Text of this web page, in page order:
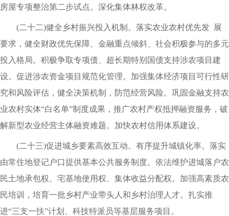
房屋专项整治第二步试点。深化集体林权改革。
(二十二)健全乡村振兴投入机制。落实农业农村优先发 展
要求，健全财政优先保障、金融重点倾斜、社会积极参与的多元
投入格局。积极争取专项债、超长期特别国债支持涉农项目建
设。促进涉农资金项目规范化管理。加强集体经济项目可行性研
究和风险评估，健全决策机制，防范经营风险。巩固金融支持农
业农村实体“白名单”制度成果，推广农村产权抵押融资服务，破
解新型农业经营主体融资难题。加快农村信用体系建设。
(二十三)促进城乡要素高效互动。有序提升城镇化率。落实
由常住地登记户口提供基本公共服务制度。依法维护进城落户农
民土地承包权、宅基地使用权、集体收益分配权。加强高素质农
民培训，培育一批乡村产业带头人和乡村治理人才。扎实推
进“三支一扶”计划、科技特派员等基层服务项目。